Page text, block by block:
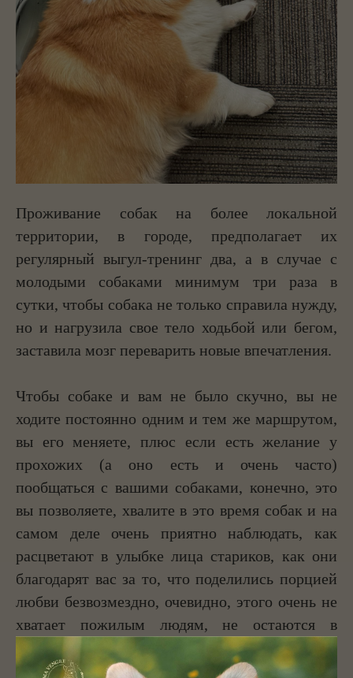
Проживание собак на более локальной
территории, в городе, предполагает их
регулярный выгул-тренинг два, а в случае с
молодыми собаками минимум три раза в
сутки, чтобы собака не только справила нужду,
но и нагрузила свое тело ходьбой или бегом,
заставила мозг переварить новые впечатления.
Чтобы собаке и вам не было скучно, вы не
ходите постоянно одним и тем же маршрутом,
вы его меняете, плюс если есть желание у
прохожих (а оно есть и очень часто)
пообщаться с вашими собаками, конечно, это
вы позволяете, хвалите в это время собак и на
самом деле очень приятно наблюдать, как
расцветают в улыбке лица стариков, как они
благодарят вас за то, что поделились порцией
любви безвозмездно, очевидно, этого очень не
хватает пожилым людям, не остаются в
стороне и маленькие дети, но это требует
более аккуратного общения и я пускаю тех